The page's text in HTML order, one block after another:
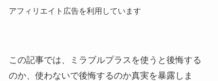
アフィリエイト広告を利用しています
この記事では、ミラブルプラスを使うと後悔する
のか、使わないで後悔するのか真実を暴露しま